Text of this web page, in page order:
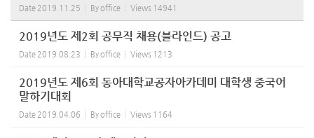
Date 2019.11.25 Byoffice Views 14941
2019년도 제2회 공무직 채용(블라인드) 공고
Date 2019.08.23 Byoffice Views 1213
2019년도 제6회 동아대학교공자아카데미 대학생 중국어
말하기대회
Date 2019.04.06 Byoffice Views 1164